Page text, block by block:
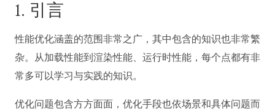
1. 引言
性能优化涵盖的范围非常之广，其中包含的知识也非常繁
杂。从加载性能到渲染性能、运行时性能，每个点都有非
常多可以学习与实践的知识。
优化问题包含方方面面，优化手段也依场景和具体问题而